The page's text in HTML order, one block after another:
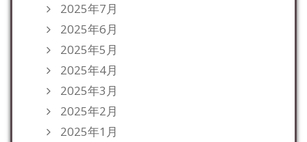
2025年7月
2025年6月
2025年5月
2025年4月
2025年3月
2025年2月
2025年1月